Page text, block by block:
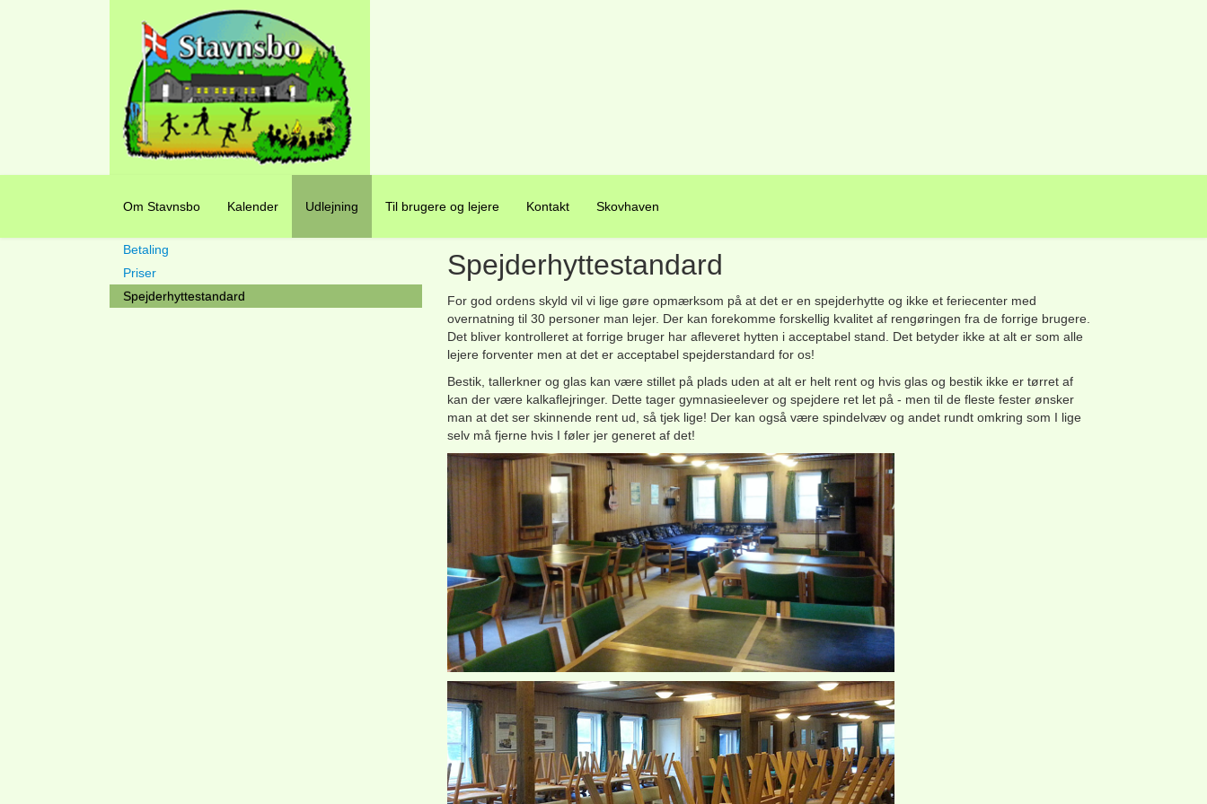
Om Stavnsbo Kalender Udlejning Til brugere og lejere Kontakt Skovhaven
Betaling
Priser
Spejderhyttestandard
Spejderhyttestandard
For god ordens skyld vil vi lige gøre opmærksom på at det er en spejderhytte og ikke et feriecenter med
overnatning til 30 personer man lejer. Der kan forekomme forskellig kvalitet af rengøringen fra de forrige brugere.
Det bliver kontrolleret at forrige bruger har afleveret hytten i acceptabel stand. Det betyder ikke at alt er som alle
lejere forventer men at det er acceptabel spejderstandard for os!
Bestik, tallerkner og glas kan være stillet på plads uden at alt er helt rent og hvis glas og bestik ikke er tørret af
kan der være kalkaflejringer. Dette tager gymnasieelever og spejdere ret let på - men til de fleste fester ønsker
man at det ser skinnende rent ud, så tjek lige! Der kan også være spindelvæv og andet rundt omkring som I lige
selv må fjerne hvis I føler jer generet af det!